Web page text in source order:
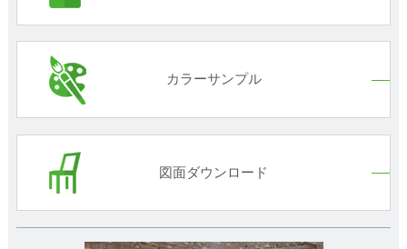
カラーサンプル
図面ダウンロード